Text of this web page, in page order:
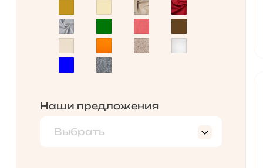
Наши предложения
Выбрать